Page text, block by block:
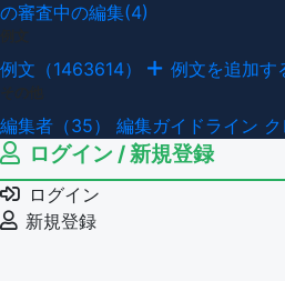
の審査中の編集(4)
例文（1463614） 例文を追加す
編集者（35） 編集ガイドライン
ログイン / 新規登録
ログイン
新規登録